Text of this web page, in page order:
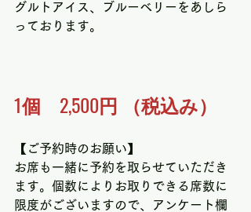
グルトアイス、ブルーベリーをあしら
っております。
1個　2,500円 （税込み）
【ご予約時のお願い】
お席も一緒に予約を取らせていただき
ます。個数によりお取りできる席数に
限度がございますので、アンケート欄